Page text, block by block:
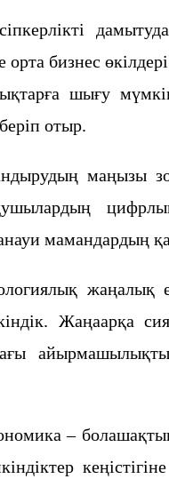
бизнес
шығу
отыр.
маңызы
мамандардың
жаңалық
Жаңаарқа
айырмашылықты
–